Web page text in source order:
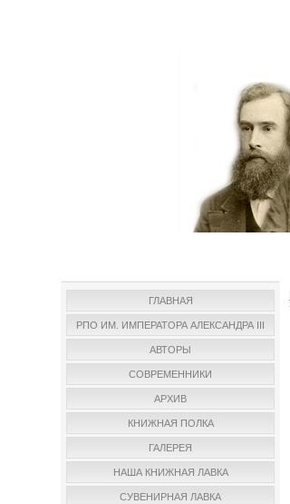
ГЛАВНАЯ
РПО ИМ. ИМПЕРАТОРА АЛЕКСАНДРА III
АВТОРЫ
СОВРЕМЕННИКИ
АРХИВ
КНИЖНАЯ ПОЛКА
ГАЛЕРЕЯ
НАША КНИЖНАЯ ЛАВКА
СУВЕНИРНАЯ ЛАВКА